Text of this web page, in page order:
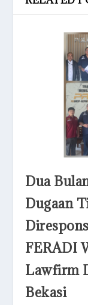
Dua
Dugaan
FERADI
Lawfirm
Bekasi